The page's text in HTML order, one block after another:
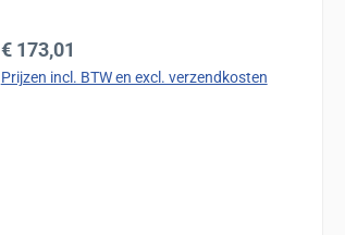
Normale prijs:
€ 173,01
Prijzen incl. BTW en excl. verzendkosten